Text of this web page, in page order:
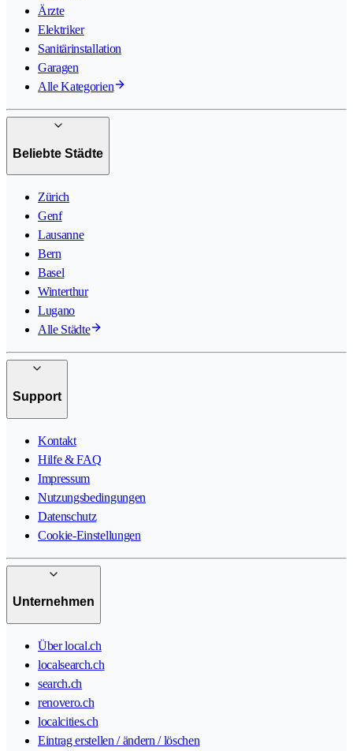
Ärzte
Elektriker
Sanitärinstallation
Garagen
Alle Kategorien
Beliebte Städte
Zürich
Genf
Lausanne
Bern
Basel
Winterthur
Lugano
Alle Städte
Support
Kontakt
Hilfe & FAQ
Impressum
Nutzungsbedingungen
Datenschutz
Cookie-Einstellungen
Unternehmen
Über local.ch
localsearch.ch
search.ch
renovero.ch
localcities.ch
Eintrag erstellen / ändern / löschen